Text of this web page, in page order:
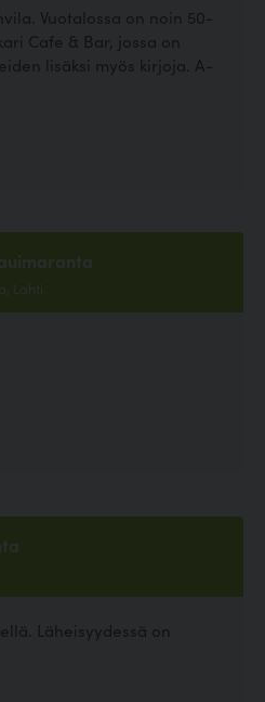
Vuotalossa on noin 50-
Cafe & Bar, jossa on
lisäksi myös kirjoja. A-
Lahti
Läheisyydessä on